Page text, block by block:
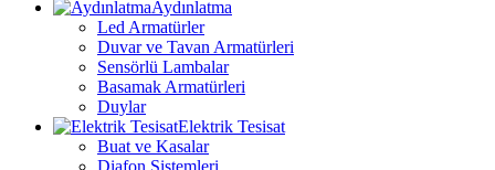
Aydınlatma
Led Armatürler
Duvar ve Tavan Armatürleri
Sensörlü Lambalar
Basamak Armatürleri
Duylar
Elektrik Tesisat
Buat ve Kasalar
Diafon Sistemleri